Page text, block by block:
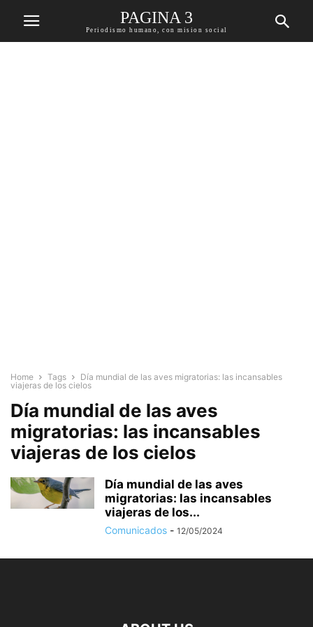
PAGINA 3
Periodismo humano, con mision social
Home Tags
Día mundial de las aves migratorias: las incansables
viajeras de los cielos
Día mundial de las aves
migratorias: las incansables
viajeras de los cielos
Día mundial de las aves
migratorias: las incansables
viajeras de los...
Comunicados - 12/05/2024